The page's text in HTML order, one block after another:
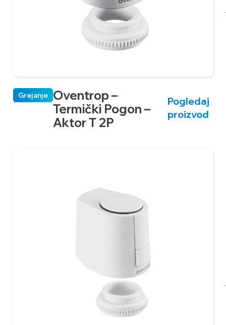
Oventrop –
Termički Pogon –
Aktor T 2P
Grejanje
Pogledaj
proizvod